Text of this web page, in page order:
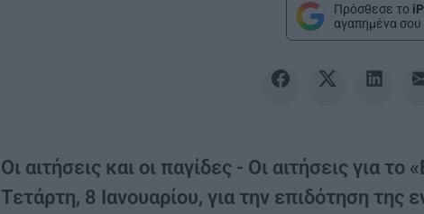
Πρόσθεσε το
αγαπημένα σου
Οι αιτήσεις και οι παγίδες - Οι αιτήσεις για
Τετάρτη, 8 Ιανουαρίου, για την επιδότηση